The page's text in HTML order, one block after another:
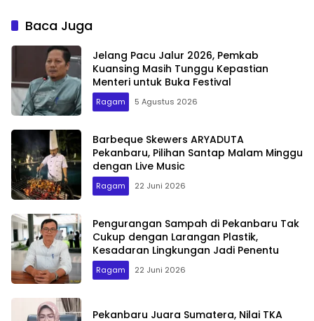
Baca Juga
Jelang Pacu Jalur 2026, Pemkab
Kuansing Masih Tunggu Kepastian
Menteri untuk Buka Festival
Ragam 5 Agustus 2026
Barbeque Skewers ARYADUTA
Pekanbaru, Pilihan Santap Malam Minggu
dengan Live Music
Ragam 22 Juni 2026
Pengurangan Sampah di Pekanbaru Tak
Cukup dengan Larangan Plastik,
Kesadaran Lingkungan Jadi Penentu
Ragam 22 Juni 2026
Pekanbaru Juara Sumatera, Nilai TKA